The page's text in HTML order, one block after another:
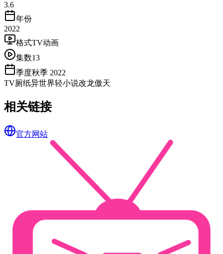
3.6
年份
2022
格式TV动画
集数13
季度秋季 2022
TV厕纸异世界轻小说改龙傲天
相关链接
官方网站